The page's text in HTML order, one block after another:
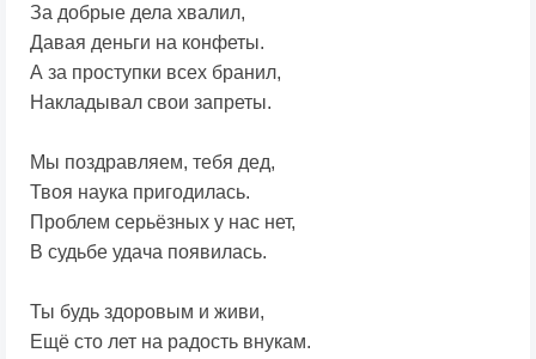
За добрые дела хвалил,
Давая деньги на конфеты.
А за проступки всех бранил,
Накладывал свои запреты.
Мы поздравляем, тебя дед,
Твоя наука пригодилась.
Проблем серьёзных у нас нет,
В судьбе удача появилась.
Ты будь здоровым и живи,
Ещё сто лет на радость внукам.